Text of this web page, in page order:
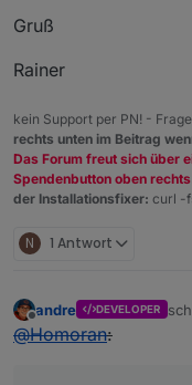
Gruß
Rainer
kein Support per PN! -
rechts unten im Beitrag
Das Forum freut sich über
Spendenbutton oben
der Installationsfixer: curl -
N 1 Antwort
Offline
andre DEVELOPER
@Homoran: